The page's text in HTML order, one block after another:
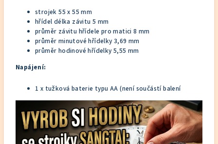
strojek 55 x 55 mm
hřídel délka závitu 5 mm
průměr závitu hřídele pro matici 8 mm
průměr minutové hřídelky 3,69 mm
průměr hodinové hřídelky 5,55 mm
Napájení:
1 x tužková baterie typu AA (není součástí balení